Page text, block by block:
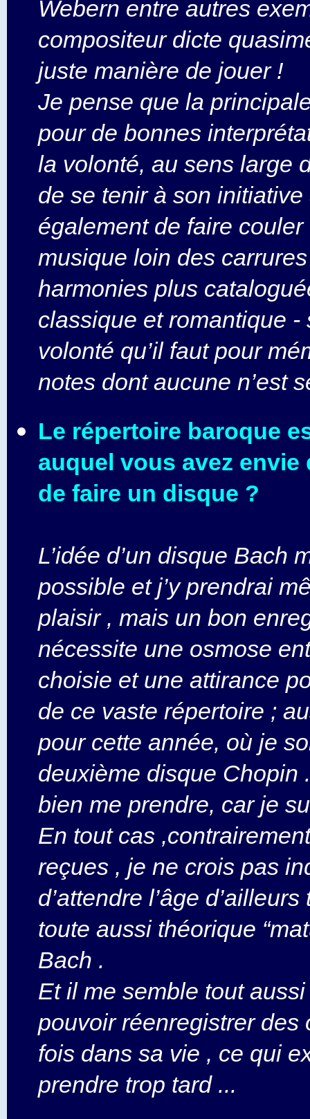
Webern entre autres
compositeur dicte
juste manière de jouer !
Je pense que la
pour de bonnes
la volonté, au sens large
de se tenir à son
également de faire
musique loin des
harmonies plus
classique et romantique -
volonté qu’il faut pour
notes dont aucune n’est
Le répertoire baroque
auquel vous avez
de faire un disque ?
L’idée d’un disque Bach
possible et j’y prendrai
plaisir , mais un bon
nécessite une osmose
choisie et une attirance
de ce vaste répertoire ;
pour cette année, où je
deuxième disque Chopin
bien me prendre, car je
En tout cas
reçues , je ne crois pas
d’attendre l’âge
toute aussi théorique
Bach .
Et il me semble tout
pouvoir réenregistrer des
fois dans sa vie , ce qui
prendre trop tard ...